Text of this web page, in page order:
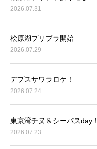
2026.07.31
桧原湖プリプラ開始
2026.07.29
デプスサワラロケ！
2026.07.24
東京湾チヌ＆シーバスday！
2026.07.23